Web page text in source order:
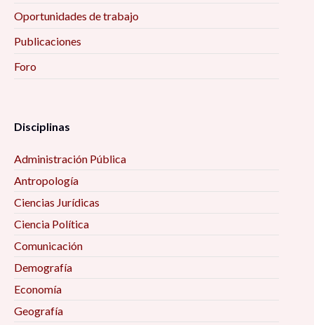
Oportunidades de trabajo
Publicaciones
Foro
Disciplinas
Administración Pública
Antropología
Ciencias Jurídicas
Ciencia Política
Comunicación
Demografía
Economía
Geografía